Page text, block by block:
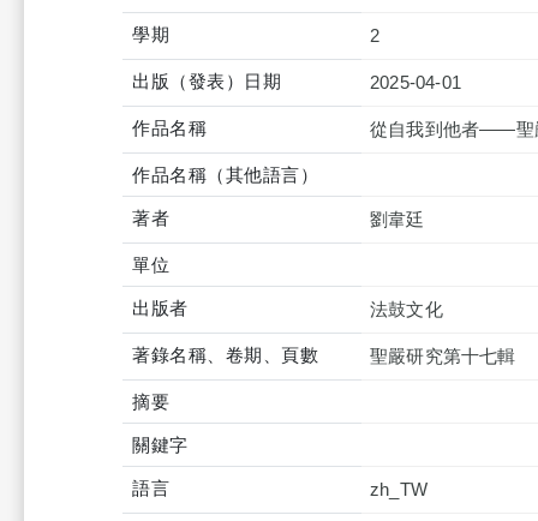
學期 2
出版（發表）日期 2025-04-01
作品名稱 從自我到他者——聖
作品名稱（其他語言）
著者 劉韋廷
單位
出版者 法鼓文化
著錄名稱、卷期、頁數 聖嚴研究第十七輯
摘要
關鍵字
語言 zh_TW